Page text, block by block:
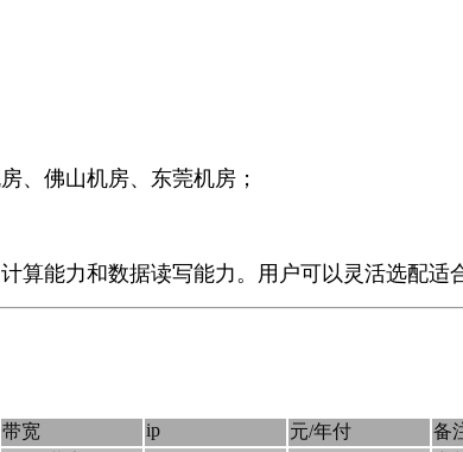
、佛山机房、东莞机房；
算能力和数据读写能力。用户可以灵活选配适
带宽 ip 元/年付
备